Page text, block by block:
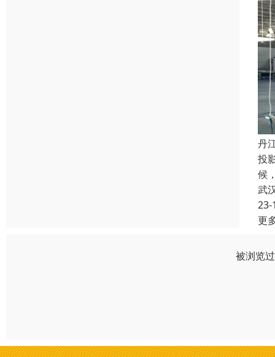
丹
投
候
武
23-
更
被浏览